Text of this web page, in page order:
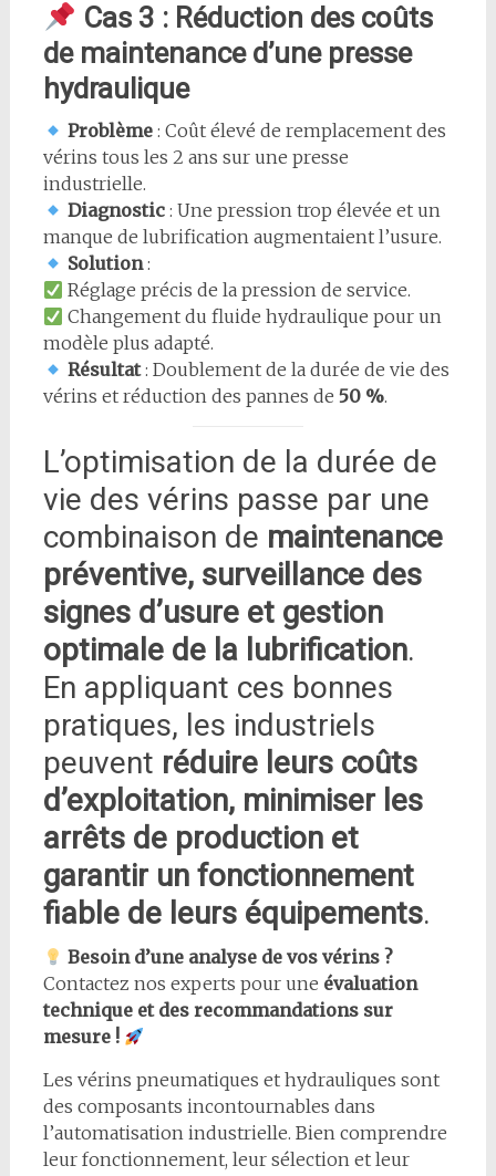
Cas 3 : Réduction des coûts
de maintenance d’une presse
hydraulique
Problème : Coût élevé de remplacement des
vérins tous les 2 ans sur une presse
industrielle.
Diagnostic : Une pression trop élevée et un
manque de lubrification augmentaient l’usure.
Solution:
Réglage précis de la pression de service.
Changement du fluide hydraulique pour un
modèle plus adapté.
Résultat: Doublement de la durée de vie des
vérins et réduction des pannes de 50 %.
L’optimisation de la durée de
vie des vérins passe par une
combinaison de maintenance
préventive, surveillance des
signes d’usure et gestion
optimale de la lubrification.
En appliquant ces bonnes
pratiques, les industriels
peuvent réduire leurs coûts
d’exploitation, minimiser les
arrêts de production et
garantir un fonctionnement
fiable de leurs équipements.
Besoin d’une analyse de vos vérins ?
Contactez nos experts pour une évaluation
technique et des recommandations sur
mesure !
Les vérins pneumatiques et hydrauliques sont
des composants incontournables dans
l’automatisation industrielle. Bien comprendre
leur fonctionnement, leur sélection et leur